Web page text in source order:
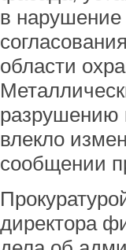
в нарушение
области
разрушению
влекло
сообщении
директора